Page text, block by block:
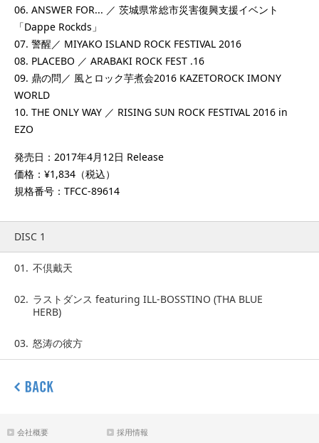
06. ANSWER FOR... ／ 茨城県常総市災害復興支援イベント
「Dappe Rockds」
07. 警醒／ MIYAKO ISLAND ROCK FESTIVAL 2016
08. PLACEBO ／ ARABAKI ROCK FEST .16
09. 鼎の問／ 風とロック芋煮会2016 KAZETOROCK IMONY
WORLD
10. THE ONLY WAY ／ RISING SUN ROCK FESTIVAL 2016 in
EZO
発売日：2017年4月12日 Release
価格：¥1,834（税込）
規格番号：TFCC-89614
DISC 1
01. 不倶戴天
02. ラストダンス featuring ILL-BOSSTINO (THA BLUE
HERB)
03. 怒涛の彼方
会社概要
採用情報